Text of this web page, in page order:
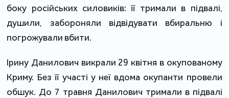
боку російських силовиків: її тримали в підвалі,
душили, забороняли відвідувати вбиральню і
погрожували вбити.
Ірину Данилович викрали 29 квітня в окупованому
Криму. Без її участі у неї вдома окупанти провели
обшук. До 7 травня Данилович тримали в підвалі